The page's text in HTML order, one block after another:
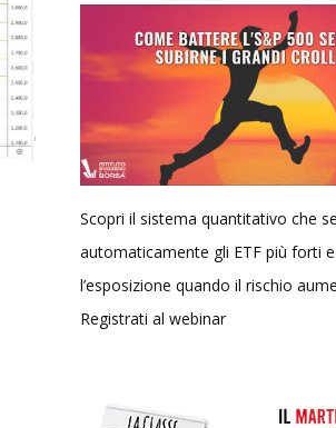
Scopri il sistema quantitativo che
automaticamente gli ETF più forti
l’esposizione quando il rischio
Registrati al webinar